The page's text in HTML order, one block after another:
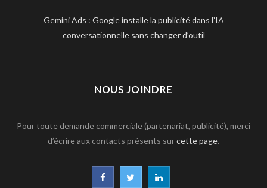
Gemini Ads : Google installe la publicité dans l’IA
conversationnelle sans changer d’outil
NOUS JOINDRE
Pour toute demande commerciale (partenariat, publicité), merci
d’écrire aux contacts présents surcette page.
F L